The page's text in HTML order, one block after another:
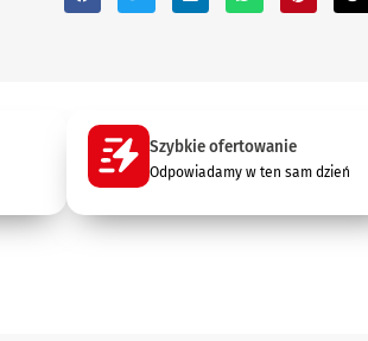
Szybkie ofertowanie
Odpowiadamy w ten sam dzień